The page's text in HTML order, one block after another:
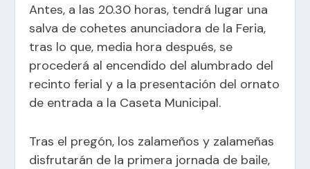
Antes, a las 20.30 horas, tendrá lugar una
salva de cohetes anunciadora de la Feria,
tras lo que, media hora después, se
procederá al encendido del alumbrado del
recinto ferial y a la presentación del ornato
de entrada a la Caseta Municipal.
Tras el pregón, los zalameños y zalameñas
disfrutarán de la primera jornada de baile,